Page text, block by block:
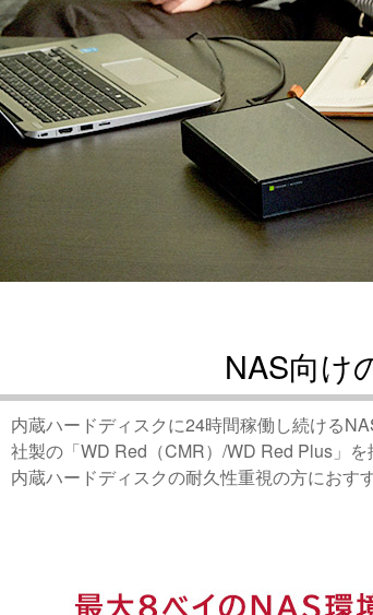
NAS向け
内蔵ハードディスクに24時間稼働し続ける
社製の「WD Red（CMR）/WD Red Plus」
内蔵ハードディスクの耐久性重視の方におす